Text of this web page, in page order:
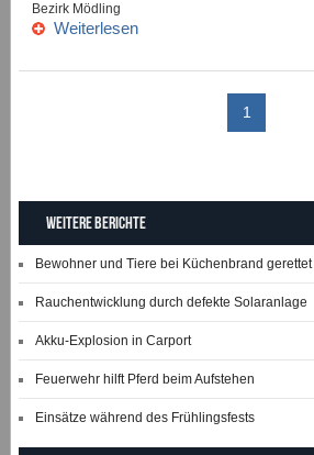
Bezirk Mödling
Weiterlesen
1
Weitere Berichte
Bewohner und Tiere bei Küchenbrand gerettet
Rauchentwicklung durch defekte Solaranlage
Akku-Explosion in Carport
Feuerwehr hilft Pferd beim Aufstehen
Einsätze während des Frühlingsfests